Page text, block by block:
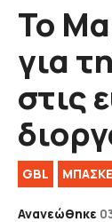
Το
για
στις
GBL
Ανανεώθηκε